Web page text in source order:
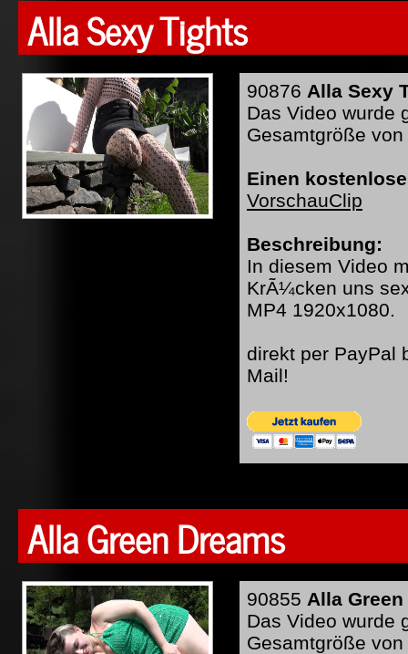
Alla Sexy Tights
90876 Alla Sexy
Das Video wurde
Gesamtgröße
Einen
VorschauClip
Beschreibung:
In diesem Video
KrÃ¼cken uns
MP4 1920x1080.
direkt per PayPal
Mail!
Alla Green Dreams
90855 Alla
Das Video wurde
Gesamtgröße